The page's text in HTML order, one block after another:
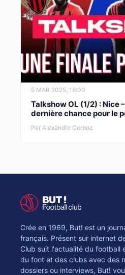
5 MAR 2025, 18:00
Talkshow OL (1/2) : Nice
dernière chance pour le
Par Alexandre Corboz
Crée en 1969, But! est un
français. Présent sur internet
Club suit l'actualité du football
du foot et des clubs avec des
dossiers ou interviews, But!